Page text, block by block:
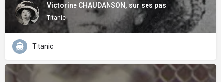
Victorine CHAUDANSON, sur ses pas
Titanic
Titanic